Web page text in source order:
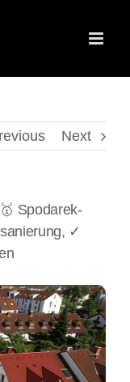
Next
Spodarek-
✓